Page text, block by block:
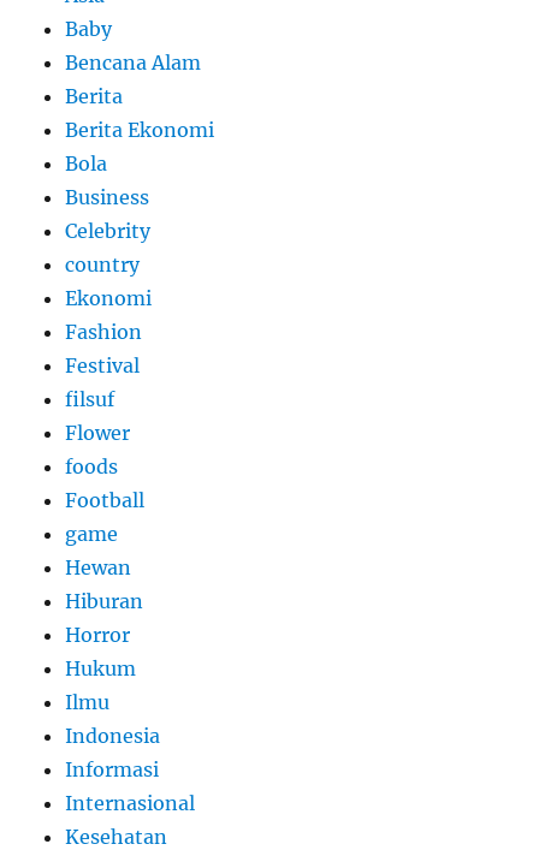
Baby
Bencana Alam
Berita
Berita Ekonomi
Bola
Business
Celebrity
country
Ekonomi
Fashion
Festival
filsuf
Flower
foods
Football
game
Hewan
Hiburan
Horror
Hukum
Ilmu
Indonesia
Informasi
Internasional
Kesehatan